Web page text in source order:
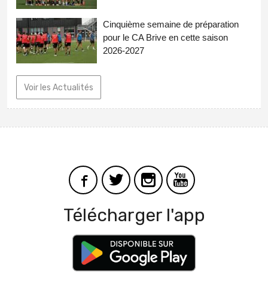
Cinquième semaine de préparation
pour le CA Brive en cette saison
2026-2027
Voir les Actualités
Télécharger l'app